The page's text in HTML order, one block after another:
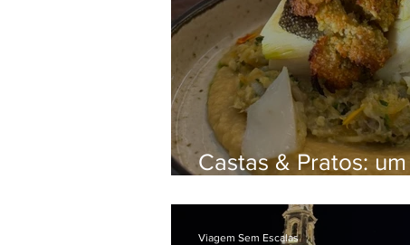
Castas & Pratos:
gastronomia
Viagem Sem Escalas